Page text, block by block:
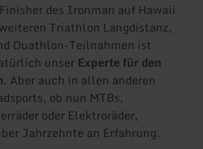
des Ironman auf Hawaii
Triathlon Langdistanz,
Duathlon-Teilnahmen ist
unser Experte für den
. Aber auch in allen anderen
ob nun MTBs,
oder Elektroräder,
Jahrzehnte an Erfahrung.